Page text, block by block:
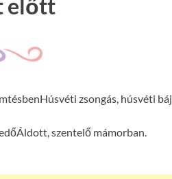
előtt
Húsvéti zsongás, húsvéti báj.
Áldott, szentelő mámorban.